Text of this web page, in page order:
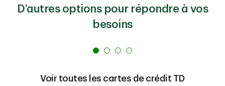
D’autres options pour répondre à vos
besoins
Voir toutes les cartes de crédit TD